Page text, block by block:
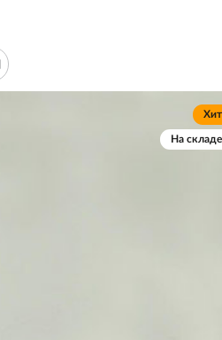
Хит
На складе